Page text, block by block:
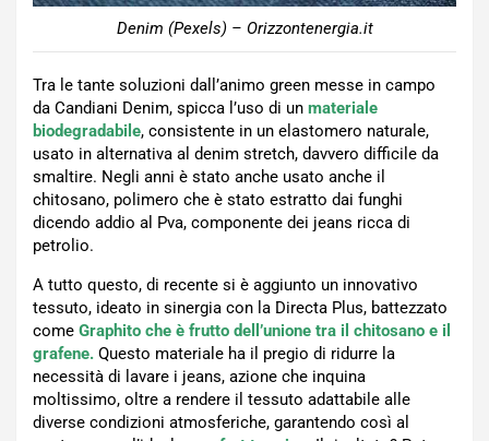
Denim (Pexels) – Orizzontenergia.it
Tra le tante soluzioni dall’animo green messe in campo
da Candiani Denim, spicca l’uso di un materiale
biodegradabile, consistente in un elastomero naturale,
usato in alternativa al denim stretch, davvero difficile da
smaltire. Negli anni è stato anche usato anche il
chitosano, polimero che è stato estratto dai funghi
dicendo addio al Pva, componente dei jeans ricca di
petrolio.
A tutto questo, di recente si è aggiunto un innovativo
tessuto, ideato in sinergia con la Directa Plus, battezzato
come Graphito che è frutto dell’unione tra il chitosano e il
grafene. Questo materiale ha il pregio di ridurre la
necessità di lavare i jeans, azione che inquina
moltissimo, oltre a rendere il tessuto adattabile alle
diverse condizioni atmosferiche, garantendo così al